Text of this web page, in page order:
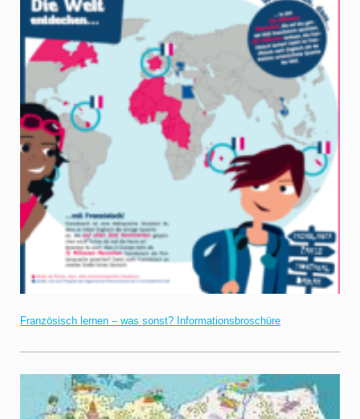
Französisch lernen – was sonst? Informationsbroschüre